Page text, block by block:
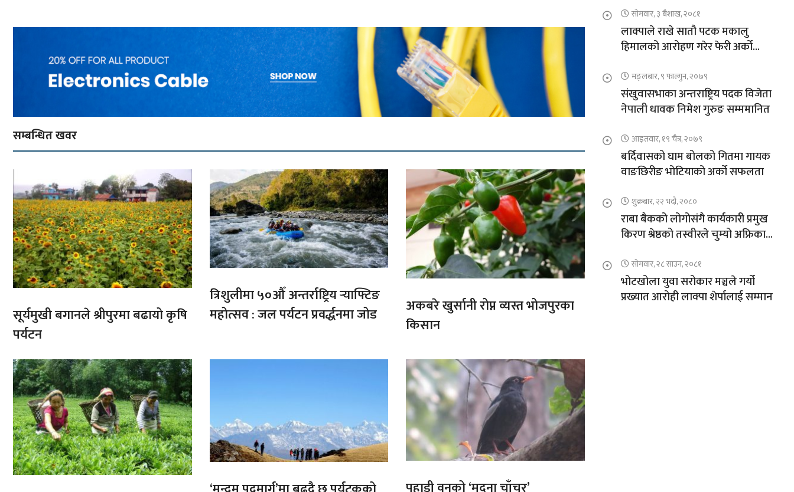
सम्बन्धित खवर
सूर्यमुखी बगानले श्रीपुरमा बढायो कृषि
पर्यटन
त्रिशुलीमा ५०औँ अन्तर्राष्ट्रिय र्‍याफ्टिङ
महोत्सव : जल पर्यटन प्रवर्द्धनमा जोड
अकबरे खुर्सानी रोप्न व्यस्त भोजपुरका
किसान
सोमवार, ३ बैशाख, २०८१
लाक्पाले राखे सातौ पटक मकालु
हिमालको आरोहण गरेर फेरी अर्को
मङ्लबार, ९ फाल्गुन, २०७९
संखुवासभाका अन्तराष्ट्रिय पदक विजेता
नेपाली धावक निमेश गुरुङ सम्ममानित
आइतवार, १९ चैत्र, २०७९
बर्दिवासको घाम बोलको गितमा गायक
वाङछिरीङ भोटियाको अर्को सफलता
शुक्रबार, २२ भदौ, २०८०
राबा बैकको लोगोसंगै कार्यकारी प्रमुख
किरण श्रेष्ठको तस्वीरले चुम्यो अफ्रिकाको
सोमवार, २८ साउन, २०८१
भोटखोला युवा सरोकार मञ्चले गर्यो
प्रख्यात आरोही लाक्पा शेर्पालाई सम्मान